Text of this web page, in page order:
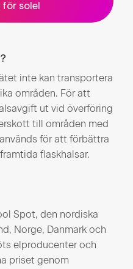
solel
inte kan transportera
områden. För att
ut vid överföring
till områden med
för att förbättra
flaskhalsar.
Spot, den nordiska
Norge, Danmark och
elproducenter och
priset genom